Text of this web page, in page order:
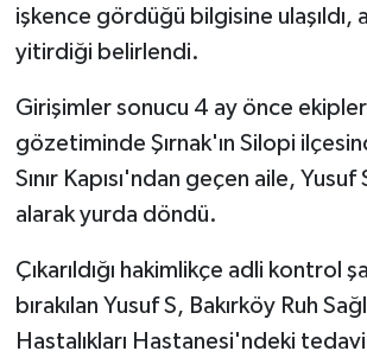
işkence gördüğü bilgisine ulaşıldı,
yitirdiği belirlendi.
Girişimler sonucu 4 ay önce
gözetiminde Şırnak'ın Silopi
Sınır Kapısı'ndan geçen aile,
alarak yurda döndü.
Çıkarıldığı hakimlikçe adli kontrol
bırakılan Yusuf S, Bakırköy Ruh
Hastalıkları Hastanesi'ndeki